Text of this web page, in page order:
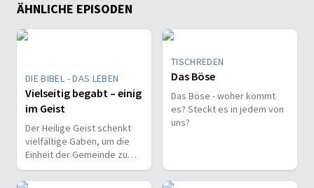
ÄHNLICHE EPISODEN
DIE BIBEL - DAS LEBEN
Vielseitig begabt – einig
im Geist
Der Heilige Geist schenkt
vielfältige Gaben, um die
Einheit der Gemeinde zu
stärken und sie zu
befähigen, Christus vor den
TISCHREDEN
Das Böse
Das Böse - woher kommt
es? Steckt es in jedem von
uns?